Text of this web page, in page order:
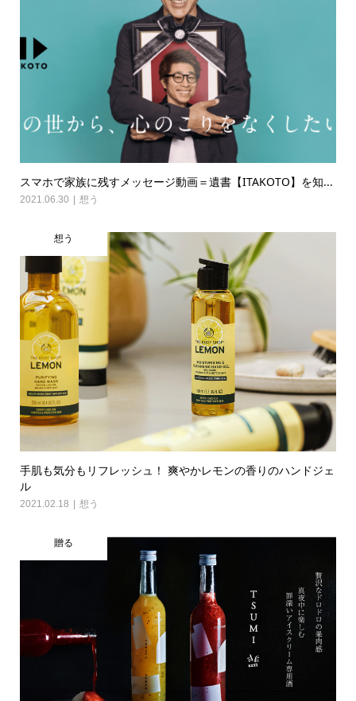
スマホで家族に残すメッセージ動画＝遺書【ITAKOTO】を知...
2021.06.30 想う
想う
手肌も気分もリフレッシュ！ 爽やかレモンの香りのハンドジェ
ル
2021.02.18 想う
贈る